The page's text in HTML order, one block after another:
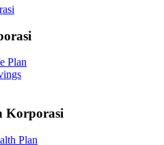
Plan
Korporasi
Plan